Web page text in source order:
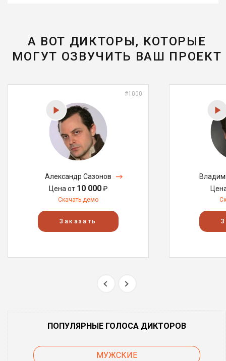
А ВОТ ДИКТОРЫ, КОТОРЫЕ
МОГУТ ОЗВУЧИТЬ ВАШ ПРОЕКТ
#1000
Александр Сазонов
Цена от 10 000₽
Скачать демо
Заказать
ПОПУЛЯРНЫЕ ГОЛОСА ДИКТОРОВ
МУЖСКИЕ